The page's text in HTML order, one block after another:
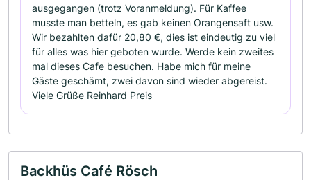
ausgegangen (trotz Voranmeldung). Für Kaffee
musste man betteln, es gab keinen Orangensaft usw.
Wir bezahlten dafür 20,80 €, dies ist eindeutig zu viel
für alles was hier geboten wurde. Werde kein zweites
mal dieses Cafe besuchen. Habe mich für meine
Gäste geschämt, zwei davon sind wieder abgereist.
Viele Grüße Reinhard Preis
Backhüs Café Rösch